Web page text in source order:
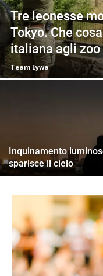
Tre leonesse
Tokyo. Che
italiana agli
Team Eywa
Inquinamento
sparisce il cielo